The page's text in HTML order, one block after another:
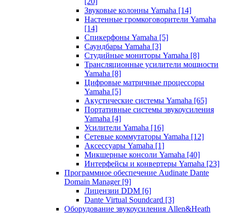
Звуковые колонны Yamaha [14]
Настенные громкоговорители Yamaha
[14]
Спикерфоны Yamaha [5]
Саундбары Yamaha [3]
Студийные мониторы Yamaha [8]
Трансляционные усилители мощности
Yamaha [8]
Цифровые матричные процессоры
Yamaha [5]
Акустические системы Yamaha [65]
Портативные системы звукоусиления
Yamaha [4]
Усилители Yamaha [16]
Сетевые коммутаторы Yamaha [12]
Аксессуары Yamaha [1]
Микшерные консоли Yamaha [40]
Интерфейсы и конвертеры Yamaha [23]
Программное обеспечение Audinate Dante
Domain Manager [9]
Лицензии DDM [6]
Dante Virtual Soundcard [3]
Оборудование звукоусиления Allen&Heath